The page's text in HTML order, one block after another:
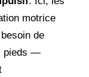
motrice
de
pieds —